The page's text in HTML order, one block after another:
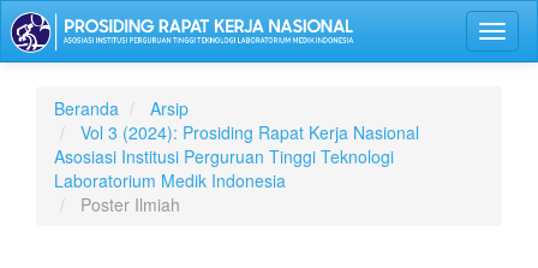
Lompat
ke
isi
Navigasi
Utama
Isi
Utama
Bilah
Beranda
Arsip
Vol 3 (2024): Prosiding Rapat Kerja Nasional
Asosiasi Institusi Perguruan Tinggi Teknologi
Laboratorium Medik Indonesia
Poster Ilmiah